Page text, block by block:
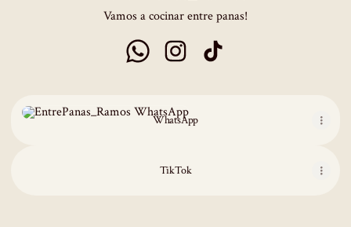
Vamos a cocinar entre panas!
WhatsApp
TikTok